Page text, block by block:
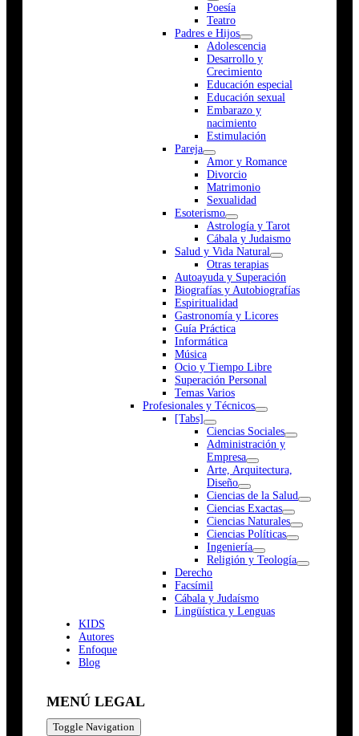
Poesía
Teatro
Padres e Hijos
Adolescencia
Desarrollo y
Crecimiento
Educación especial
Educación sexual
Embarazo y
nacimiento
Estimulación
Pareja
Amor y Romance
Divorcio
Matrimonio
Sexualidad
Esoterismo
Astrología y Tarot
Cábala y Judaismo
Salud y Vida Natural
Otras terapias
Autoayuda y Superación
Biografías y Autobiografías
Espiritualidad
Gastronomía y Licores
Guía Práctica
Informática
Música
Ocio y Tiempo Libre
Superación Personal
Temas Varios
Profesionales y Técnicos
[Tabs]
Ciencias Sociales
Administración y
Empresa
Arte, Arquitectura,
Diseño
Ciencias de la Salud
Ciencias Exactas
Ciencias Naturales
Ciencias Políticas
Ingeniería
Religión y Teología
Derecho
Facsímil
Cábala y Judaísmo
Lingüística y Lenguas
KIDS
Autores
Enfoque
Blog
MENÚ LEGAL
Toggle Navigation